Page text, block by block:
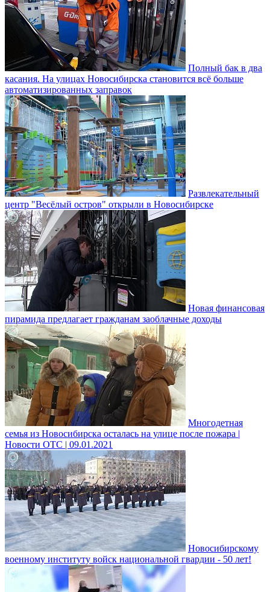
Полный бак в два
касания. На улицах Новосибирска становится всё больше
автоматизированных заправок
Развлекательный
центр "Весёлый остров" открыли в Новосибирске
Новая финансовая
пирамида предлагает гражданам заоблачные доходы
Многодетная
семья из Новосибирска осталась на улице после пожара |
Новости ОТС | 09.01.2021
Новосибирскому
военному институту войск национальной гвардии - 50 лет!